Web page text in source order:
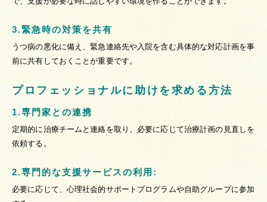
3.緊急時の対策を共有
うつ病の悪化に備え、緊急連絡先や入院を含む具体的な対応計画を事
前に共有しておくことが重要です。
プロフェッショナルに助けを求める方法
1.専門家との連携
定期的に治療チームと連絡を取り、必要に応じて治療計画の見直しを
依頼する。
2.専門的な支援サービスの利用:
必要に応じて、心理社会的サポートプログラムや自助グループに参加